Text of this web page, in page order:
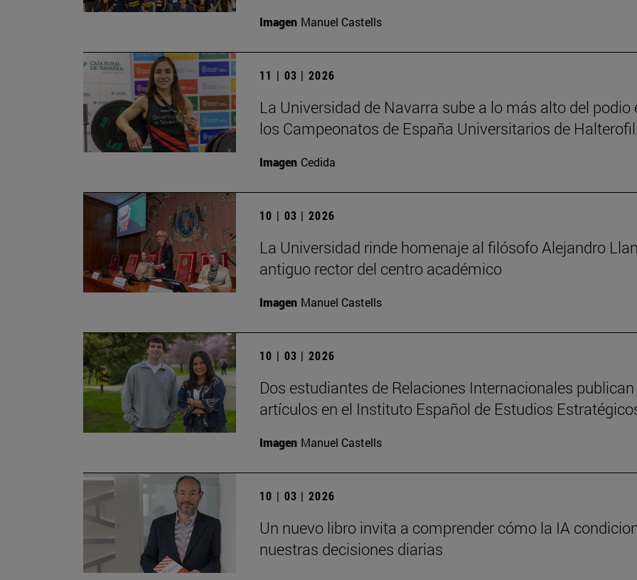
Imagen Manuel Castells
11 | 03 | 2026
La Universidad de Navarra sube a lo más alto del podio
los Campeonatos de España Universitarios de
Imagen Cedida
10 | 03 | 2026
La Universidad rinde homenaje al filósofo Alejandro
antiguo rector del centro académico
Imagen Manuel Castells
10 | 03 | 2026
Dos estudiantes de Relaciones Internacionales publican
artículos en el Instituto Español de Estudios
Imagen Manuel Castells
10 | 03 | 2026
Un nuevo libro invita a comprender cómo la IA
nuestras decisiones diarias